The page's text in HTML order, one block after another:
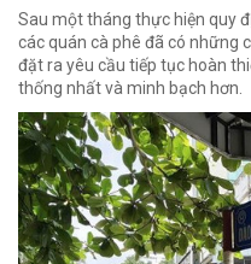
Sau một tháng thực hiện quy
các quán cà phê đã có những
đặt ra yêu cầu tiếp tục hoàn
thống nhất và minh bạch hơn.